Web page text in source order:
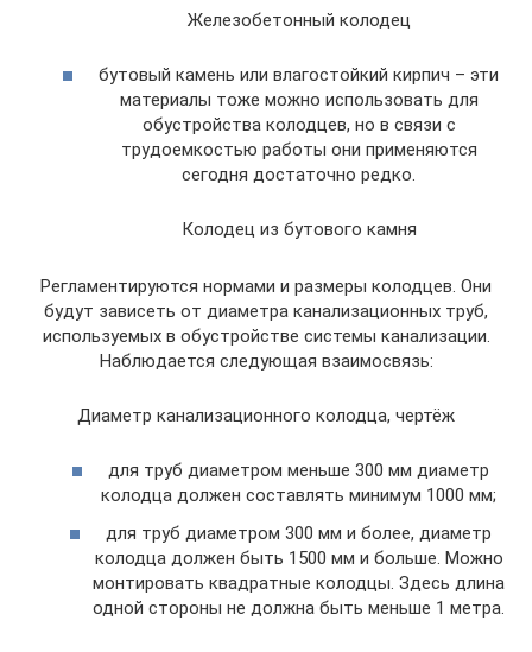
Железобетонный колодец
бутовый камень или влагостойкий кирпич – эти
материалы тоже можно использовать для
обустройства колодцев, но в связи с
трудоемкостью работы они применяются
сегодня достаточно редко.
Колодец из бутового камня
Регламентируются нормами и размеры колодцев. Они
будут зависеть от диаметра канализационных труб,
используемых в обустройстве системы канализации.
Наблюдается следующая взаимосвязь:
Диаметр канализационного колодца, чертёж
для труб диаметром меньше 300 мм диаметр
колодца должен составлять минимум 1000 мм;
для труб диаметром 300 мм и более, диаметр
колодца должен быть 1500 мм и больше. Можно
монтировать квадратные колодцы. Здесь длина
одной стороны не должна быть меньше 1 метра.